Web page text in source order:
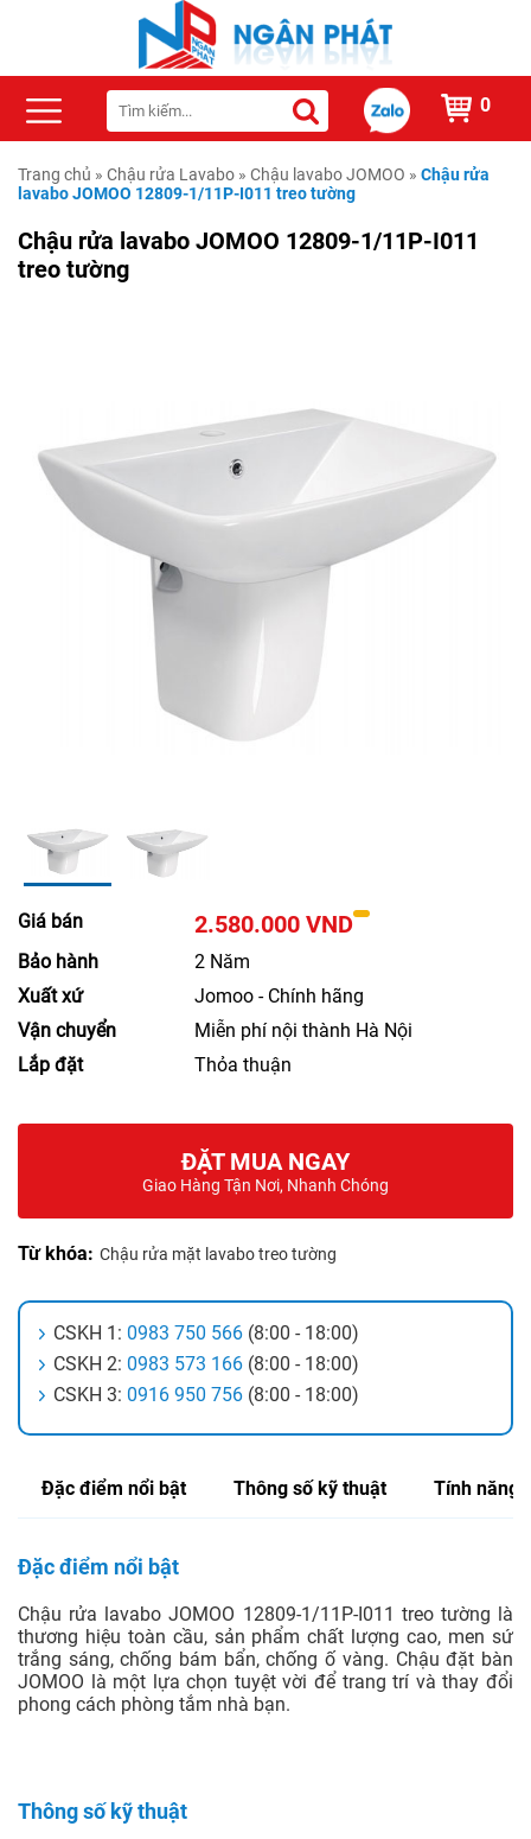
0
Trang chủ » Chậu rửa Lavabo » Chậu lavabo JOMOO » Chậu rửa
lavabo JOMOO 12809-1/11P-I011 treo tường
Chậu rửa lavabo JOMOO 12809-1/11P-I011
treo tường
Giá bán 2.580.000 VND
Bảo hành
2 Năm
Xuất xứ
Jomoo - Chính hãng
Vận chuyển
Miễn phí nội thành Hà Nội
Lắp đặt
Thỏa thuận
ĐẶT MUA NGAY
Giao Hàng Tận Nơi, Nhanh Chóng
Từ khóa: Chậu rửa mặt lavabo treo tường
CSKH 1: 0983 750 566 (8:00 - 18:00)
CSKH 2: 0983 573 166 (8:00 - 18:00)
CSKH 3: 0916 950 756 (8:00 - 18:00)
Đặc điểm nổi bật Thông số kỹ thuật Tính năng
Đặc điểm nổi bật
Chậu rửa lavabo JOMOO 12809-1/11P-I011 treo tường là
thương hiệu toàn cầu, sản phẩm chất lượng cao, men sứ
trắng sáng, chống bám bẩn, chống ố vàng. Chậu đặt bàn
JOMOO là một lựa chọn tuyệt vời để trang trí và thay đổi
phong cách phòng tắm nhà bạn.
Thông số kỹ thuật